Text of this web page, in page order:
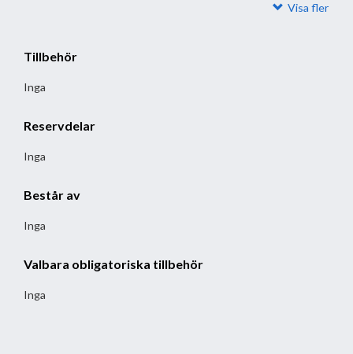
Visa fler
Tillbehör
Inga
Reservdelar
Inga
Består av
Inga
Valbara obligatoriska tillbehör
Inga